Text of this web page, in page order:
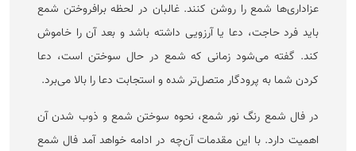
عزاداری‌ها شمع را روشن کنند. غالبان در لحظه برافروختن شمع
باید فرد حاجت، دعا یا آرزویی داشته باشد و بعد آن را خاموش
کند. گفته می‌شود زمانی که شمع در حال سوختن است، دعا
کردن شما به پرودگار متصل‌تر شده و استجابت دعا را بالا می‌برد.
در فال شمع رنگ نور شمع، نحوه سوختن شمع و ذوب شدن آن
اهمیت دارد. با این مقدمات آن‌چه در ادامه خواهد آمد فال شمع